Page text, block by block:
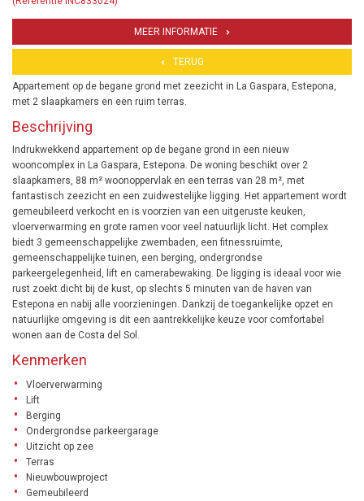
MEER INFORMATIE
TERUG
Appartement op de begane grond met zeezicht in La Gaspara, Estepona,
met 2 slaapkamers en een ruim terras.
Beschrijving
Indrukwekkend appartement op de begane grond in een nieuw
wooncomplex in La Gaspara, Estepona. De woning beschikt over 2
slaapkamers, 88 m² woonoppervlak en een terras van 28 m², met
fantastisch zeezicht en een zuidwestelijke ligging. Het appartement wordt
gemeubileerd verkocht en is voorzien van een uitgeruste keuken,
vloerverwarming en grote ramen voor veel natuurlijk licht. Het complex
biedt 3 gemeenschappelijke zwembaden, een fitnessruimte,
gemeenschappelijke tuinen, een berging, ondergrondse
parkeergelegenheid, lift en camerabewaking. De ligging is ideaal voor wie
rust zoekt dicht bij de kust, op slechts 5 minuten van de haven van
Estepona en nabij alle voorzieningen. Dankzij de toegankelijke opzet en
natuurlijke omgeving is dit een aantrekkelijke keuze voor comfortabel
wonen aan de Costa del Sol.
Kenmerken
Vloerverwarming
Lift
Berging
Ondergrondse parkeergarage
Uitzicht op zee
Terras
Nieuwbouwproject
Gemeubileerd